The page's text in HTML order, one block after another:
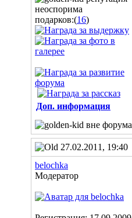
подарков:(16)
Доп. информация
27.02.2011, 19:40
belochka
Модератор